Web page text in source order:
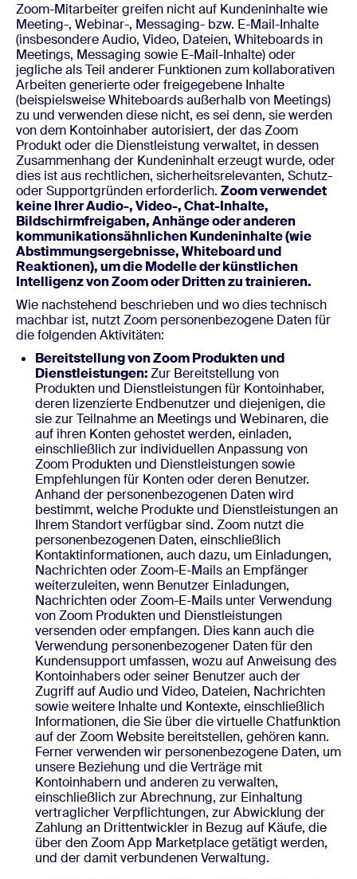
Zoom-Mitarbeiter greifen nicht auf Kundeninhalte wie
Meeting-, Webinar-, Messaging- bzw. E-Mail-Inhalte
(insbesondere Audio, Video, Dateien, Whiteboards in
Meetings, Messaging sowie E-Mail-Inhalte) oder
jegliche als Teil anderer Funktionen zum kollaborativen
Arbeiten generierte oder freigegebene Inhalte
(beispielsweise Whiteboards außerhalb von Meetings)
zu und verwenden diese nicht, es sei denn, sie werden
von dem Kontoinhaber autorisiert, der das Zoom
Produkt oder die Dienstleistung verwaltet, in dessen
Zusammenhang der Kundeninhalt erzeugt wurde, oder
dies ist aus rechtlichen, sicherheitsrelevanten, Schutz-
oder Supportgründen erforderlich. Zoom verwendet
keine Ihrer Audio-, Video-, Chat-Inhalte,
Bildschirmfreigaben, Anhänge oder anderen
kommunikationsähnlichen Kundeninhalte (wie
Abstimmungsergebnisse, Whiteboard und
Reaktionen), um die Modelle der künstlichen
Intelligenz von Zoom oder Dritten zu trainieren.
Wie nachstehend beschrieben und wo dies technisch
machbar ist, nutzt Zoom personenbezogene Daten für
die folgenden Aktivitäten:
Bereitstellung von Zoom Produkten und
Dienstleistungen:Zur Bereitstellung von
Produkten und Dienstleistungen für Kontoinhaber,
deren lizenzierte Endbenutzer und diejenigen, die
sie zur Teilnahme an Meetings und Webinaren, die
auf ihren Konten gehostet werden, einladen,
einschließlich zur individuellen Anpassung von
Zoom Produkten und Dienstleistungen sowie
Empfehlungen für Konten oder deren Benutzer.
Anhand der personenbezogenen Daten wird
bestimmt, welche Produkte und Dienstleistungen an
Ihrem Standort verfügbar sind. Zoom nutzt die
personenbezogenen Daten, einschließlich
Kontaktinformationen, auch dazu, um Einladungen,
Nachrichten oder Zoom-E-Mails an Empfänger
weiterzuleiten, wenn Benutzer Einladungen,
Nachrichten oder Zoom-E-Mails unter Verwendung
von Zoom Produkten und Dienstleistungen
versenden oder empfangen. Dies kann auch die
Verwendung personenbezogener Daten für den
Kundensupport umfassen, wozu auf Anweisung des
Kontoinhabers oder seiner Benutzer auch der
Zugriff auf Audio und Video, Dateien, Nachrichten
sowie weitere Inhalte und Kontexte, einschließlich
Informationen, die Sie über die virtuelle Chatfunktion
auf der Zoom Website bereitstellen, gehören kann.
Ferner verwenden wir personenbezogene Daten, um
unsere Beziehung und die Verträge mit
Kontoinhabern und anderen zu verwalten,
einschließlich zur Abrechnung, zur Einhaltung
vertraglicher Verpflichtungen, zur Abwicklung der
Zahlung an Drittentwickler in Bezug auf Käufe, die
über den Zoom App Marketplace getätigt werden,
und der damit verbundenen Verwaltung.